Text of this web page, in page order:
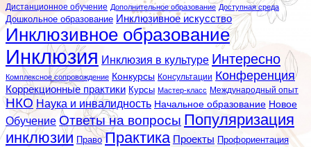
Дистанционное обучение Дополнительное образование Доступная среда
Дошкольное образование Инклюзивное искусство
Инклюзивное образование
Инклюзия Инклюзия в культуре Интересно
Комплексное сопровождение Конкурсы Консультации Конференция
Коррекционные практики Курсы Мастер-класс Международный опыт
НКО Наука и инвалидность Начальное образование Новое
Обучение Ответы на вопросы Популяризация
инклюзии Право Практика Проекты Профориентация